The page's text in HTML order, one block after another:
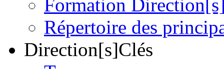
Formation
Répertoire des
Direction[s]Clés